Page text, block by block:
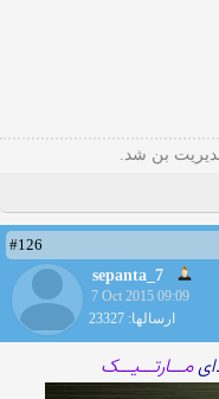
مدیریت بن شد.
#126
sepanta_7
7 Oct 2015 09:09
ارسالها: 23327
مـــارتـــیـــک